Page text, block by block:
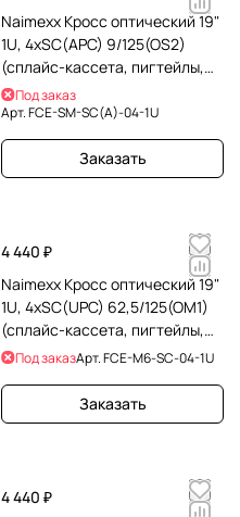
Naimexx Кросс оптический 19"
1U, 4хSC(APC) 9/125(OS2)
(сплайс-кассета, пигтейлы,
КДЗС)
Под заказ
Арт.FCE-SM-SC(A)-04-1U
Заказать
4 440 ₽
Naimexx Кросс оптический 19"
1U, 4хSC(UPC) 62,5/125(OM1)
(сплайс-кассета, пигтейлы,
КДЗС)
Под заказАрт.FCE-M6-SC-04-1U
Заказать
4 440 ₽